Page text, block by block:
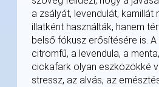
a zsályát, levendulát, kamillát
illatként használták, hanem
belső fókusz erősítésére is.
citromfű, a levendula, a
cickafark olyan eszközökké
stressz, az alvás, az